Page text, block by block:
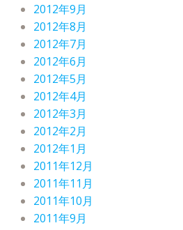
2012年9月
2012年8月
2012年7月
2012年6月
2012年5月
2012年4月
2012年3月
2012年2月
2012年1月
2011年12月
2011年11月
2011年10月
2011年9月